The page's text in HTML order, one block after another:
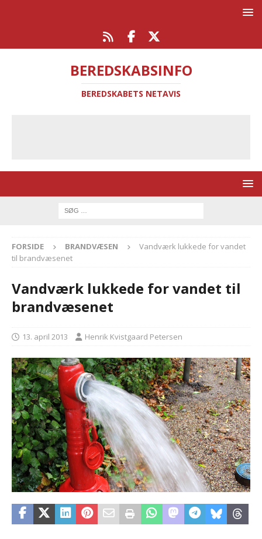
BEREDSKABSINFO
BEREDSKABETS NETAVIS
FORSIDE BRANDVÆSEN
Vandværk lukkede for vandet
til brandvæsenet
Vandværk lukkede for vandet til
brandvæsenet
13. april 2013 Henrik Kvistgaard Petersen